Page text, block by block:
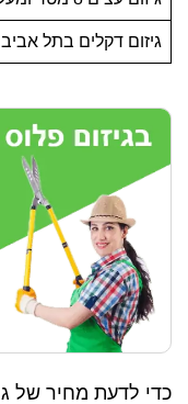
גיזום דקלים בתל אביב
כדי לדעת מחיר של